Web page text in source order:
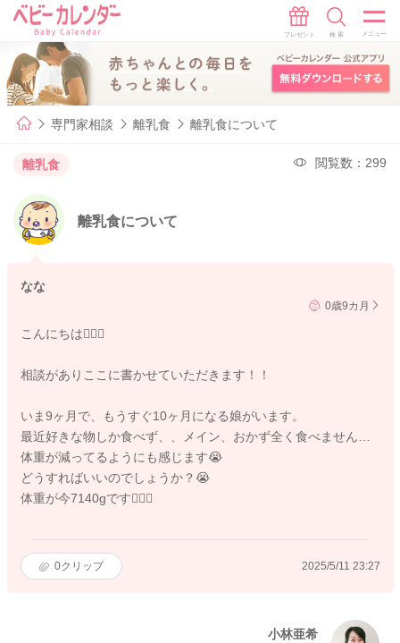
専門家相談 離乳食 離乳食について
離乳食 閲覧数：299
離乳食について
なな
0歳9カ月
こんにちは🙇🏻‍♀️
相談がありここに書かせていただきます！！
いま9ヶ月で、もうすぐ10ヶ月になる娘がいます。
最近好きな物しか食べず、、メイン、おかず全く食べません…
体重が減ってるようにも感じます😭
どうすればいいのでしょうか？😭
体重が今7140gです🙇🏻‍♀️
0クリップ 2025/5/11 23:27
小林亜希